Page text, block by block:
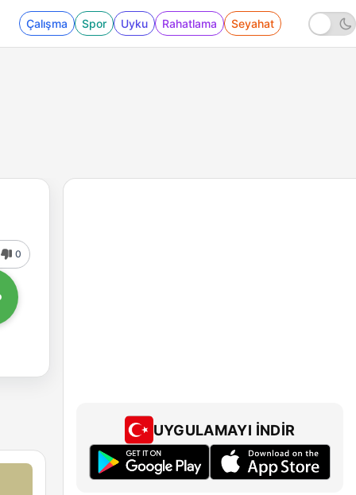
Çalışma Spor Uyku Rahatlama Seyahat
0
UYGULAMAYI İNDIR